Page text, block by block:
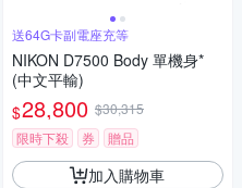
送64G卡副電座充等
NIKON D7500 Body 單機身*
(中文平輸)
$28,800 $30,315
限時下殺
券 贈品
加入購物車